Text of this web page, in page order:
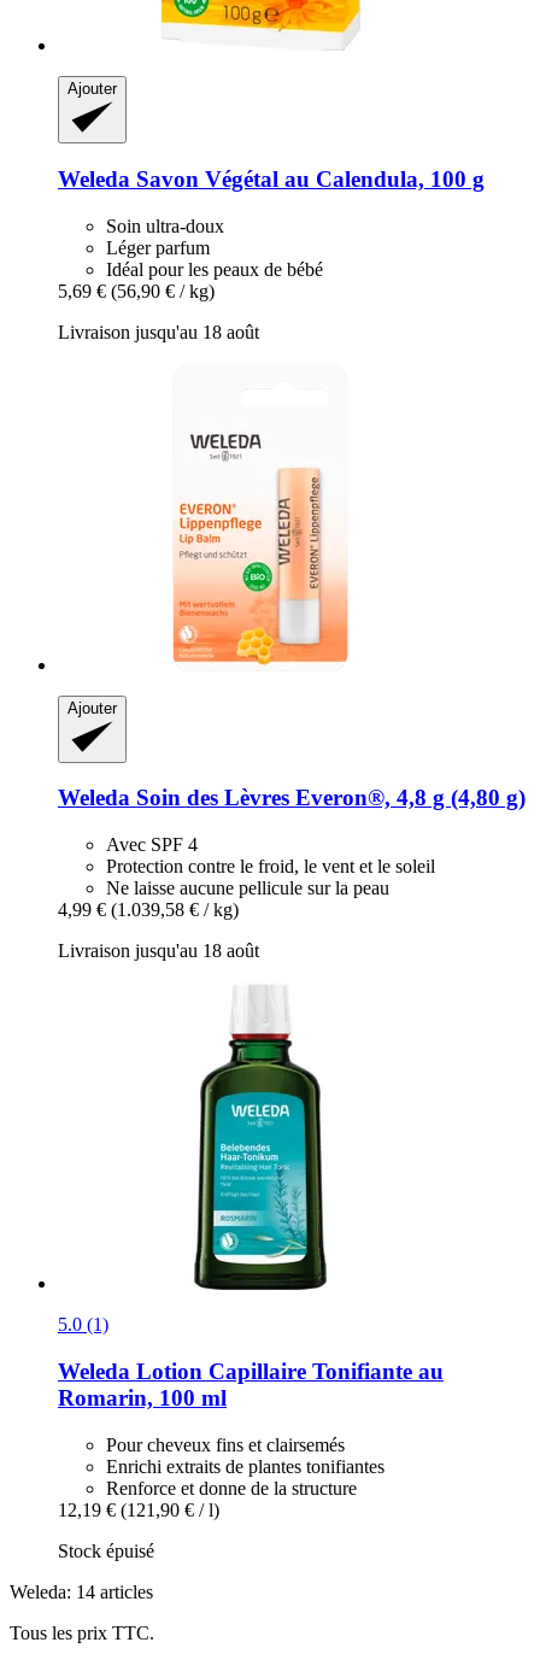
Ajouter
Weleda Savon Végétal au Calendula, 100 g
Soin ultra-doux
Léger parfum
Idéal pour les peaux de bébé
5,69 € (56,90 € / kg)
Livraison jusqu'au 18 août
Ajouter
Weleda Soin des Lèvres Everon®, 4,8 g (4,80 g)
Avec SPF 4
Protection contre le froid, le vent et le soleil
Ne laisse aucune pellicule sur la peau
4,99 € (1.039,58 € / kg)
Livraison jusqu'au 18 août
5.0 (1)
Weleda Lotion Capillaire Tonifiante au
Romarin, 100 ml
Pour cheveux fins et clairsemés
Enrichi extraits de plantes tonifiantes
Renforce et donne de la structure
12,19 € (121,90 € / l)
Stock épuisé
Weleda: 14 articles
Tous les prix TTC.